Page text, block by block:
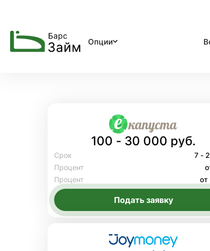
Опции
100 - 30 000 руб.
Срок
7 -
Процент
Процент
от
Подать заявку